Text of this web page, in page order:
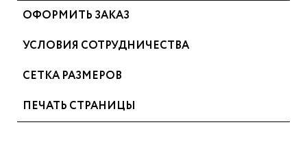
ОФОРМИТЬ ЗАКАЗ
УСЛОВИЯ СОТРУДНИЧЕСТВА
СЕТКА РАЗМЕРОВ
ПЕЧАТЬ СТРАНИЦЫ